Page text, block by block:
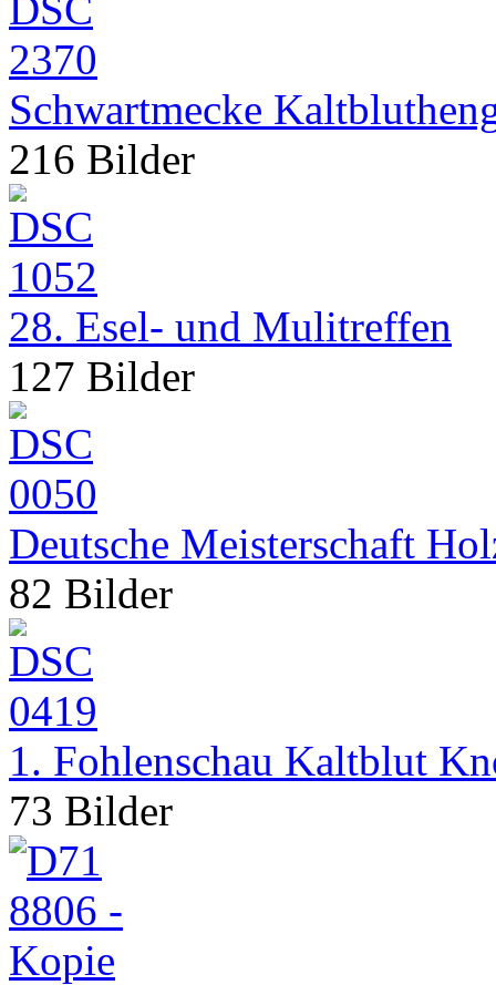
Schwartmecke
216 Bilder
28. Esel- und Mulitreffen
127 Bilder
Deutsche Meisterschaft
82 Bilder
1. Fohlenschau Kaltblut
73 Bilder